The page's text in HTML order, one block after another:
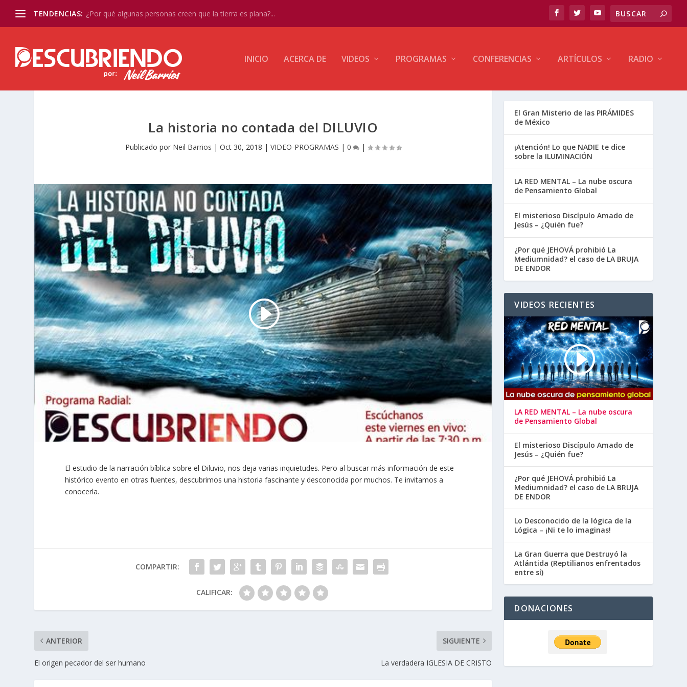
TENDENCIAS: ¿Por qué algunas personas creen que la tierra es plana?...
INICIO ACERCA DE VIDEOS PROGRAMAS CONFERENCIAS ARTÍCULOS RADIO
La historia no contada del DILUVIO
Publicado por Neil Barrios | Oct 30, 2018 | VIDEO-PROGRAMAS | 0 |
El estudio de la narración bíblica sobre el Diluvio, nos deja varias inquietudes. Pero al buscar más información de este
histórico evento en otras fuentes, descubrimos una historia fascinante y desconocida por muchos. Te invitamos a
conocerla.
COMPARTIR:
CALIFICAR:
ANTERIOR
El origen pecador del ser humano
SIGUIENTE
La verdadera IGLESIA DE CRISTO
El Gran Misterio de las PIRÁMIDES
de México
¡Atención! Lo que NADIE te dice
sobre la ILUMINACIÓN
LA RED MENTAL – La nube oscura
de Pensamiento Global
El misterioso Discípulo Amado de
Jesús – ¿Quién fue?
¿Por qué JEHOVÁ prohibió La
Mediumnidad? el caso de LA BRUJA
DE ENDOR
VIDEOS RECIENTES
LA RED MENTAL – La nube oscura
de Pensamiento Global
El misterioso Discípulo Amado de
Jesús – ¿Quién fue?
¿Por qué JEHOVÁ prohibió La
Mediumnidad? el caso de LA BRUJA
DE ENDOR
Lo Desconocido de la lógica de la
Lógica – ¡Ni te lo imaginas!
La Gran Guerra que Destruyó la
Atlántida (Reptilianos enfrentados
entre sí)
DONACIONES